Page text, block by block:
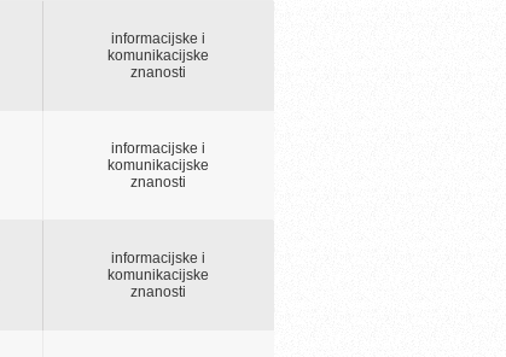
informacijske i
komunikacijske
znanosti
informacijske i
komunikacijske
znanosti
informacijske i
komunikacijske
znanosti